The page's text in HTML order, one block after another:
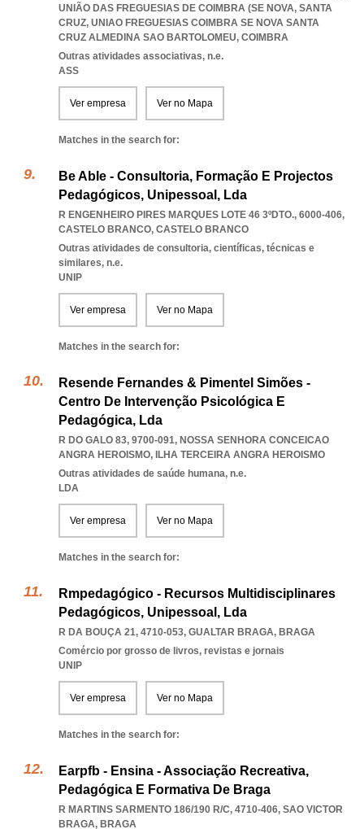
UNIÃO DAS FREGUESIAS DE COIMBRA (SE NOVA, SANTA
CRUZ, UNIAO FREGUESIAS COIMBRA SE NOVA SANTA
CRUZ ALMEDINA SAO BARTOLOMEU, COIMBRA
Outras atividades associativas, n.e.
ASS
Ver empresa Ver no Mapa
Matches in the search for:
Be Able - Consultoria, Formação E Projectos
Pedagógicos, Unipessoal, Lda
R ENGENHEIRO PIRES MARQUES LOTE 46 3ºDTO., 6000-406,
CASTELO BRANCO, CASTELO BRANCO
Outras atividades de consultoria, científicas, técnicas e
similares, n.e.
UNIP
Ver empresa Ver no Mapa
Matches in the search for:
Resende Fernandes & Pimentel Simões -
Centro De Intervenção Psicológica E
Pedagógica, Lda
R DO GALO 83, 9700-091, NOSSA SENHORA CONCEICAO
ANGRA HEROISMO, ILHA TERCEIRA ANGRA HEROISMO
Outras atividades de saúde humana, n.e.
LDA
Ver empresa Ver no Mapa
Matches in the search for:
Rmpedagógico - Recursos Multidisciplinares
Pedagógicos, Unipessoal, Lda
R DA BOUÇA 21, 4710-053, GUALTAR BRAGA, BRAGA
Comércio por grosso de livros, revistas e jornais
UNIP
Ver empresa Ver no Mapa
Matches in the search for:
Earpfb - Ensina - Associação Recreativa,
Pedagógica E Formativa De Braga
R MARTINS SARMENTO 186/190 R/C, 4710-406, SAO VICTOR
BRAGA, BRAGA